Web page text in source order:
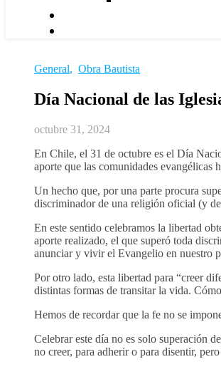
General, Obra Bautista
Día Nacional de las
octubre 31, 2024
En Chile, el 31 de octubre es el Día
aporte que las comunidades evangélicas
Un hecho que, por una parte procura
discriminador de una religión oficial (y
En este sentido celebramos la libertad
aporte realizado, el que superó toda
anunciar y vivir el Evangelio en nuestro
Por otro lado, esta libertad para “creer
distintas formas de transitar la vida.
Hemos de recordar que la fe no se
Celebrar este día no es solo superación
no creer, para adherir o para disentir,